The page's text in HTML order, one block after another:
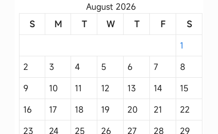
August 2026
S
M T W T F
S
1
2
3 4 5 6 7
8
9
10 11 12 13 14
15
16
17 18 19 20 21
22
23
24 25 26 27 28 29